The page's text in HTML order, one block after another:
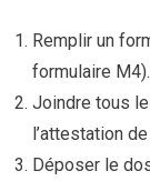
Remplir un
formulaire M4).
Joindre tous
l’attestation
Déposer le